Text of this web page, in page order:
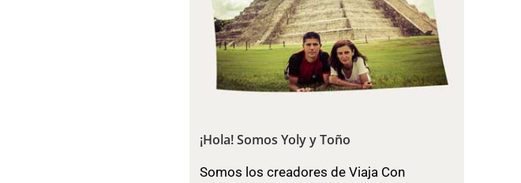
¡Hola! Somos Yoly y Toño
Somos los creadores de Viaja Con